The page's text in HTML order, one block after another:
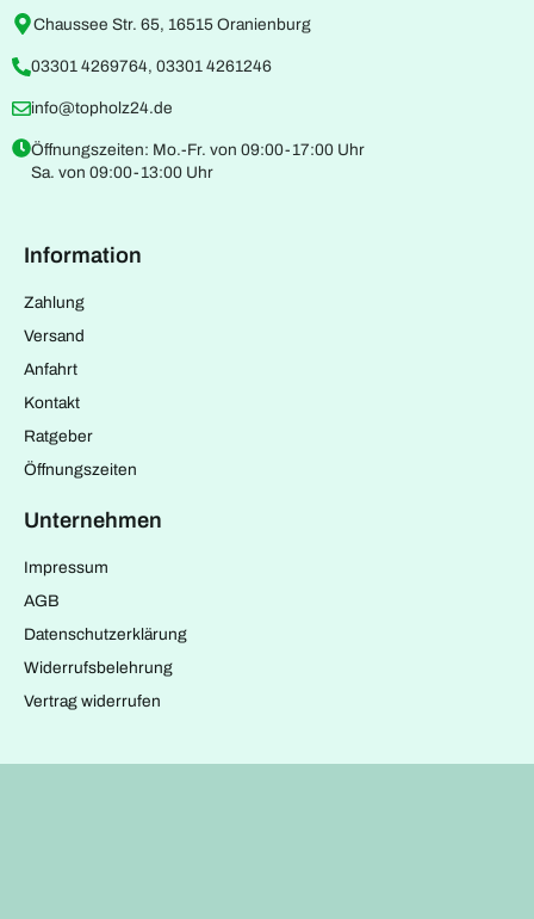
Chaussee Str. 65, 16515 Oranienburg
03301 4269764, 03301 4261246
info@topholz24.de
Öffnungszeiten: Mo.-Fr. von 09:00-17:00 Uhr
Sa. von 09:00-13:00 Uhr
Information
Zahlung
Versand
Anfahrt
Kontakt
Ratgeber
Öffnungszeiten
Unternehmen
Impressum
AGB
Datenschutzerklärung
Widerrufsbelehrung
Vertrag widerrufen